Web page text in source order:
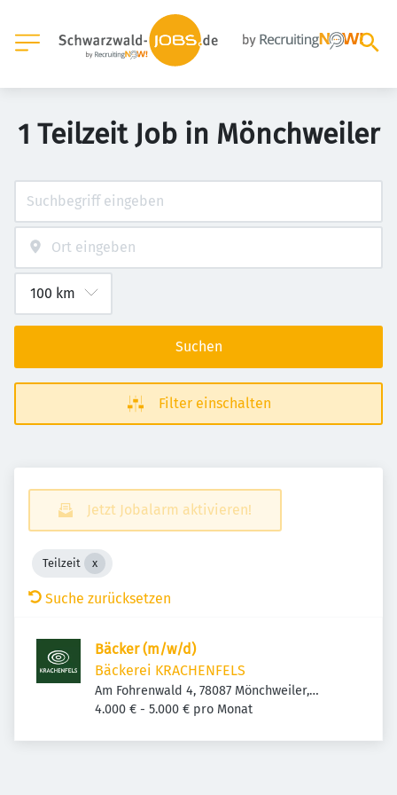
1 Teilzeit Job in Mönchweiler
Suchen
Filter einschalten
Jetzt Jobalarm aktivieren!
Teilzeit
Suche zurücksetzen
Bäcker (m/w/d)
Bäckerei KRACHENFELS
Am Fohrenwald 4, 78087 Mönchweiler,
Deutschland
4.000 € - 5.000 € pro Monat